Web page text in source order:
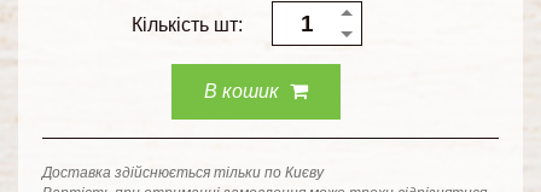
Кількість шт:
В кошик
Доставка здійснюється тільки по Києву